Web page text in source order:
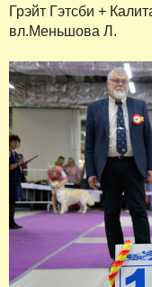
Грэйт Гэтсби +
вл.Меньшова Л.